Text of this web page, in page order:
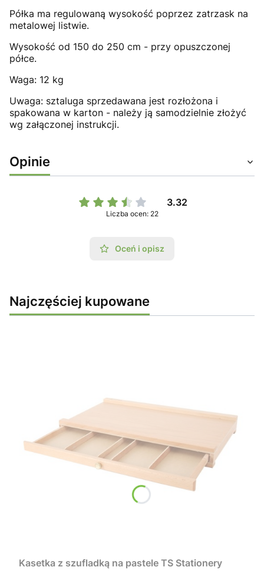
Półka ma regulowaną wysokość poprzez zatrzask na
metalowej listwie.
Wysokość od 150 do 250 cm - przy opuszczonej
półce.
Waga: 12 kg
Uwaga: sztaluga sprzedawana jest rozłożona i
spakowana w karton - należy ją samodzielnie złożyć
wg załączonej instrukcji.
Opinie
3.32
Liczba ocen: 22
Oceń i opisz
Najczęściej kupowane
Kasetka z szufladką na pastele TS Stationery